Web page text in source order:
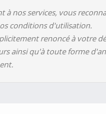
à nos services, vous
conditions d'utilisation.
renoncé à votre
ainsi qu'à toute forme